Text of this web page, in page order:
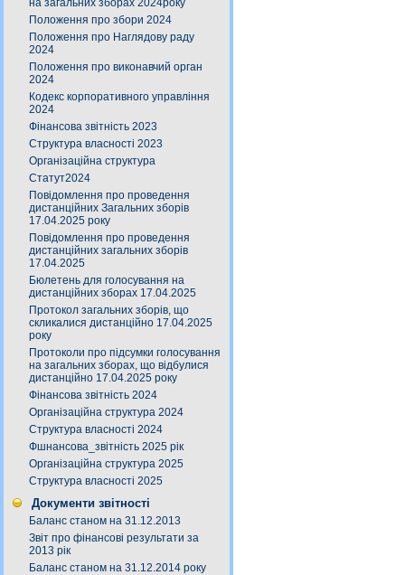
на загальних зборах 2024року
Положення про збори 2024
Положення про Наглядову раду
2024
Положення про виконавчий орган
2024
Кодекс корпоративного управління
2024
Фінансова звітність 2023
Структура власності 2023
Організаційна структура
Статут2024
Повідомлення про проведення
дистанційних Загальних зборів
17.04.2025 року
Повідомлення про проведення
дистанційних загальних зборів
17.04.2025
Бюлетень для голосування на
дистанційних зборах 17.04.2025
Протокол загальних зборів, що
скликалися дистанційно 17.04.2025
року
Протоколи про підсумки голосування
на загальних зборах, що відбулися
дистанційно 17.04.2025 року
Фінансова звітність 2024
Організаційна структура 2024
Структура власності 2024
Фшнансова_звітність 2025 рік
Організаційна структура 2025
Структура власності 2025
Документи звітності
Баланс станом на 31.12.2013
Звіт про фінансові результати за
2013 рік
Баланс станом на 31.12.2014 року